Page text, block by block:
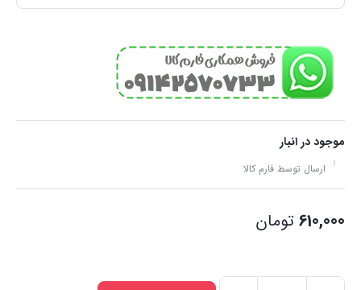
موجود در انبار
ارسال توسط فارم کالا
610,000 تومان